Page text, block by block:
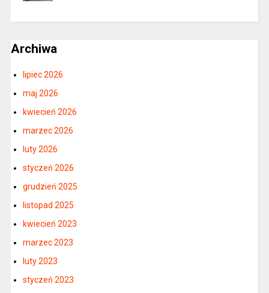
Archiwa
lipiec 2026
maj 2026
kwiecień 2026
marzec 2026
luty 2026
styczeń 2026
grudzień 2025
listopad 2025
kwiecień 2023
marzec 2023
luty 2023
styczeń 2023